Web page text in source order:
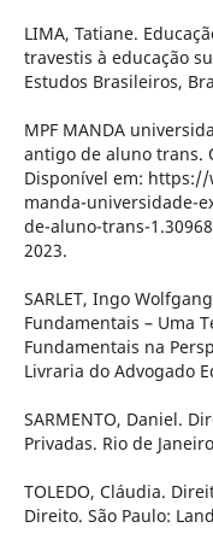
LIMA, Tatiane.
travestis à educação
Estudos Brasileiros,
MPF MANDA
antigo de aluno trans.
Disponível em:
manda-universidade-
de-aluno-trans-
2023.
SARLET, Ingo
Fundamentais – Uma
Fundamentais na
Livraria do Advogado
SARMENTO, Daniel.
Privadas. Rio de
TOLEDO, Cláudia.
Direito. São Paulo: